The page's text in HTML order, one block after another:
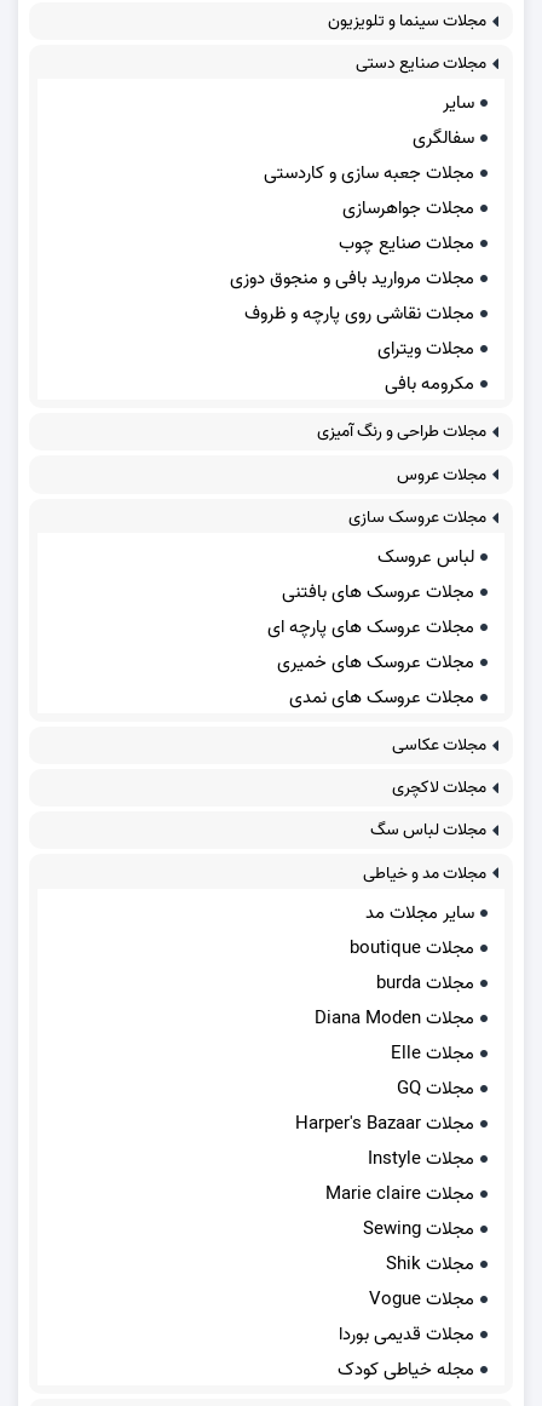
مجلات سینما و تلویزیون
مجلات صنایع دستی
سایر
سفالگری
مجلات جعبه سازی و کاردستی
مجلات جواهرسازی
مجلات صنایع چوب
مجلات مروارید بافی و منجوق دوزی
مجلات نقاشی روی پارچه و ظروف
مجلات ویترای
مکرومه بافی
مجلات طراحی و رنگ آمیزی
مجلات عروس
مجلات عروسک سازی
لباس عروسک
مجلات عروسک های بافتنی
مجلات عروسک های پارچه ای
مجلات عروسک های خمیری
مجلات عروسک های نمدی
مجلات عکاسی
مجلات لاکچری
مجلات لباس سگ
مجلات مد و خیاطی
سایر مجلات مد
مجلات boutique
مجلات burda
مجلات Diana Moden
مجلات Elle
مجلات GQ
مجلات Harper's Bazaar
مجلات Instyle
مجلات Marie claire
مجلات Sewing
مجلات Shik
مجلات Vogue
مجلات قدیمی بوردا
مجله خیاطی کودک